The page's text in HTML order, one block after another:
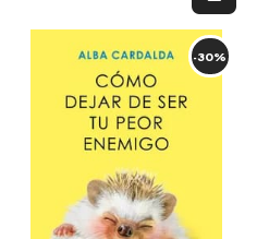
-30%